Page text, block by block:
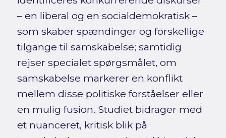
– en liberal og en socialdemokratisk –
som skaber spændinger og forskellige
tilgange til samskabelse; samtidig
rejser specialet spørgsmålet, om
samskabelse markerer en konflikt
mellem disse politiske forståelser eller
en mulig fusion. Studiet bidrager med
et nuanceret, kritisk blik på